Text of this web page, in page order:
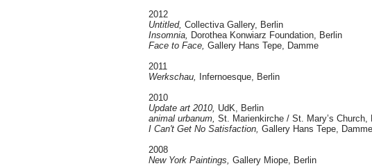
2012
Untitled, Collectiva Gallery, Berlin
Insomnia, Dorothea Konwiarz Foundation, Berlin
Face to Face, Gallery Hans Tepe, Damme
2011
Werkschau,
Infernoesque, Berlin
2010
Update art 2010, UdK, Berlin
animal urbanum, St. Marienkirche / St. Mary’s Church,
I Can't Get No Satisfaction, Gallery Hans Tepe, Damme
2008
New York Paintings, Gallery Miope, Berlin